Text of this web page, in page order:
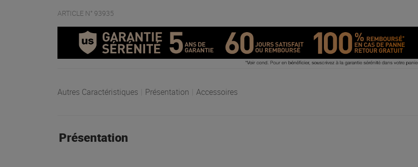
ARTICLE N° 93935
Autres Caractéristiques Présentation Accessoires
Présentation